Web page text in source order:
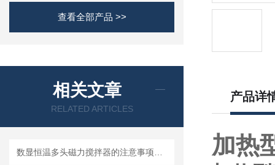
查看全部产品 >>
相关文章
RELATED ARTICLES
产品详
加热